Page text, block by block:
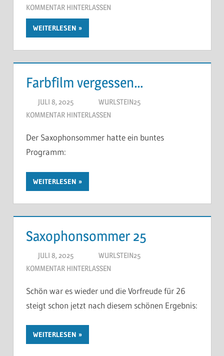
KOMMENTAR HINTERLASSEN
WEITERLESEN
Farbfilm vergessen…
JULI 8, 2025
WURLSTEIN25
KOMMENTAR HINTERLASSEN
Der Saxophonsommer hatte ein buntes
Programm:
WEITERLESEN
Saxophonsommer 25
JULI 8, 2025
WURLSTEIN25
KOMMENTAR HINTERLASSEN
Schön war es wieder und die Vorfreude für 26
steigt schon jetzt nach diesem schönen Ergebnis:
WEITERLESEN